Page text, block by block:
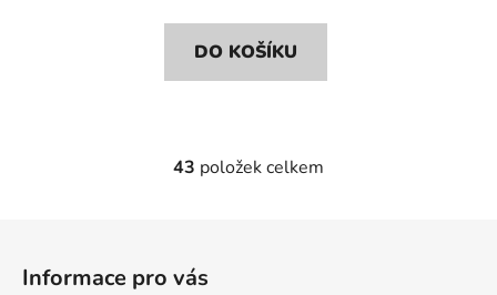
DO KOŠÍKU
O
43 položek celkem
Informace pro vás